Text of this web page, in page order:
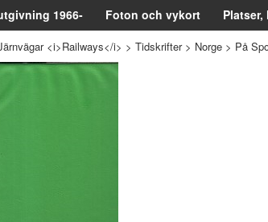
1966-
Foton och vykort
<i>Railways</i> > Tidskrifter> Norge > På